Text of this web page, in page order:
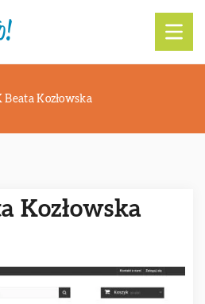
Beata Kozłowska
Kozłowska